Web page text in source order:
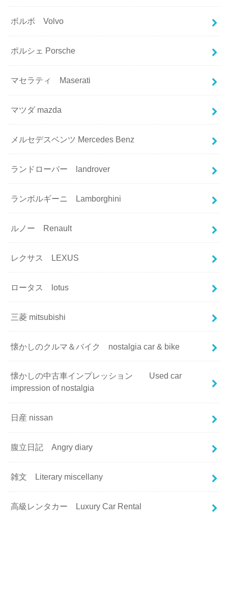
ボルボ Volvo
ポルシェ Porsche
マセラティ Maserati
マツダ mazda
メルセデスベンツ Mercedes Benz
ランドローバー landrover
ランボルギーニ Lamborghini
ルノー Renault
レクサス LEXUS
ロータス lotus
三菱 mitsubishi
懐かしのクルマ＆バイク nostalgia car & bike
懐かしの中古車インプレッション Used car
impression of nostalgia
日産 nissan
腹立日記 Angry diary
雑文 Literary miscellany
高級レンタカー Luxury Car Rental